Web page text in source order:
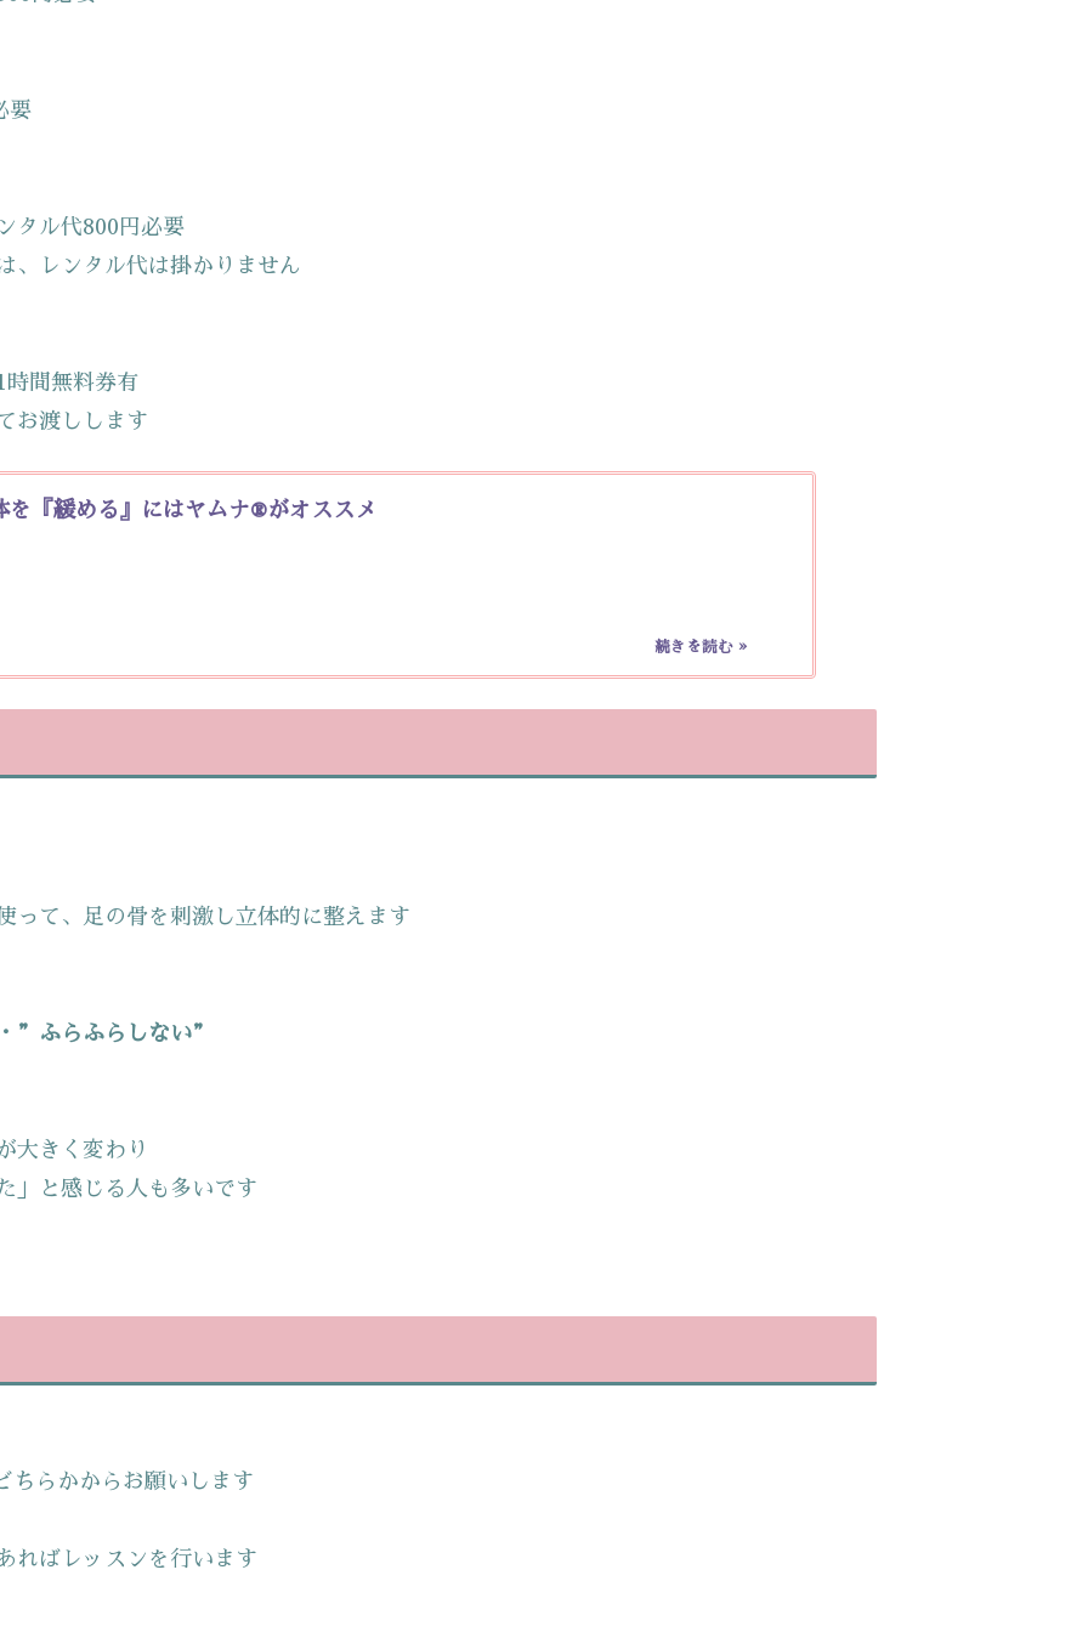
要
ル代800円必要
レンタル代は掛かりません
間無料券有
お渡しします
を『緩める』にはヤムナ®がオススメ
って、足の骨を刺激し立体的に整えます
”ふらふらしない”
大きく変わり
」と感じる人も多いです
ちらかからお願いします
ればレッスンを行います